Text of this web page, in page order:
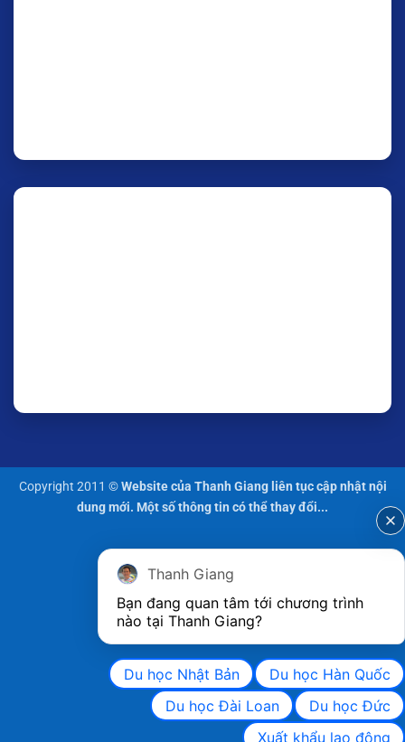
Copyright 2011 ©Website của Thanh Giang liên tục cập nhật nội
dung mới. Một số thông tin có thể thay đổi...
Thanh Giang
Bạn đang quan tâm tới chương trình
nào tại Thanh Giang?
Du học Nhật Bản
Du học Hàn Quốc
Du học Đài Loan
Du học Đức
Xuất khẩu lao động